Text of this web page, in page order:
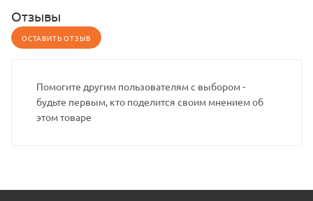
Отзывы
ОСТАВИТЬ ОТЗЫВ
Помогите другим пользователям с выбором -
будьте первым, кто поделится своим мнением об
этом товаре